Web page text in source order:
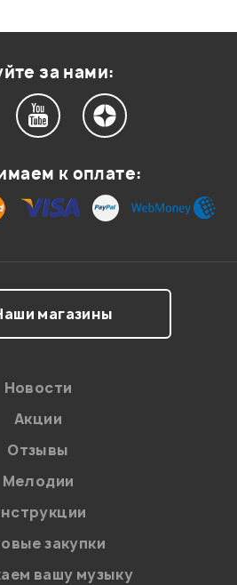
за нами:
к оплате:
магазины
Новости
Акции
Отзывы
Мелодии
закупки
вашу музыку